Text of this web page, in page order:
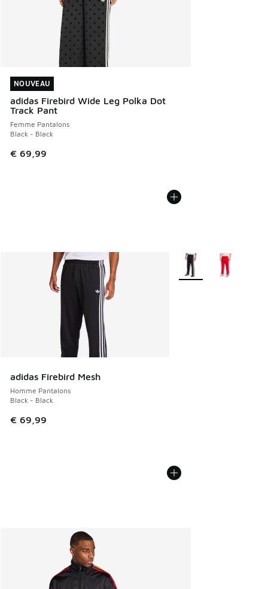
NOUVEAU
adidas Firebird Wide Leg Polka Dot
Track Pant
Femme Pantalons
Black - Black
€ 69,99
NOUVEAU
adidas Firebird Mesh
Homme Pantalons
Black - Black
€ 69,99
Plus de couleurs